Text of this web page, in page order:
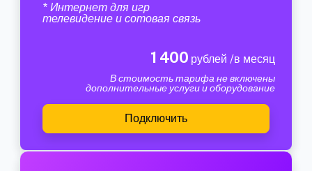
* Интернет для игр
телевидение и сотовая связь
1 400 рублей /в месяц
В стоимость тарифа не включены
дополнительные услуги и оборудование
Подключить